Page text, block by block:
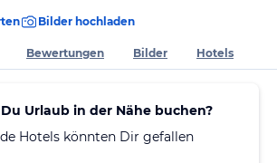
Bilder hochladen
Bewertungen Bilder Hotels
Urlaub in der Nähe buchen?
Hotels könnten Dir gefallen